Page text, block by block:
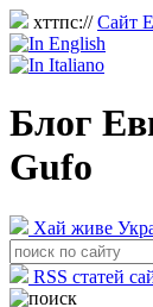
хттпс://Сайт
Блог
Gufo
Хай живе
RSS статей